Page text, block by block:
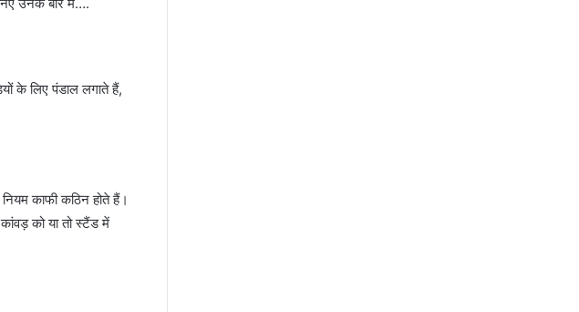
के लिए पंडाल लगाते हैं,
काफी कठिन होते हैं।
को या तो स्टैंड में